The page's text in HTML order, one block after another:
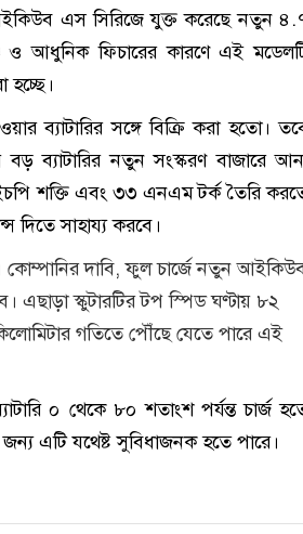
এস সিরিজে যুক্ত করেছে নতুন
ও আধুনিক ফিচারের কারণে এই
হচ্ছে।
ব্যাটারির সঙ্গে বিক্রি করা হতো।
ব্যাটারির নতুন সংস্করণ বাজারে
শক্তি এবং ৩৩ এনএম টর্ক তৈরি
দিতে সাহায্য করবে।
কোম্পানির দাবি, ফুল চার্জে নতুন
এছাড়া স্কুটারটির টপ স্পিড ঘণ্টায় ৮২
গতিতে পৌঁছে যেতে পারে এই
০ থেকে ৮০ শতাংশ পর্যন্ত চার্জ
জন্য এটি যথেষ্ট সুবিধাজনক হতে পারে।